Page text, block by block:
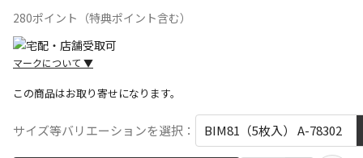
280ポイント（特典ポイント含む）
マークについて ▼
宅配や店舗受取を選択できる商品です
この商品はお取り寄せになります。
サイズ等バリエーションを選択：